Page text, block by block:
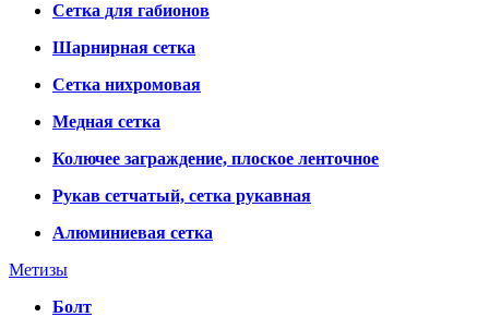
Сетка для габионов
Шарнирная сетка
Сетка нихромовая
Медная сетка
Колючее заграждение, плоское ленточное
Рукав сетчатый, сетка рукавная
Алюминиевая сетка
Метизы
Болт